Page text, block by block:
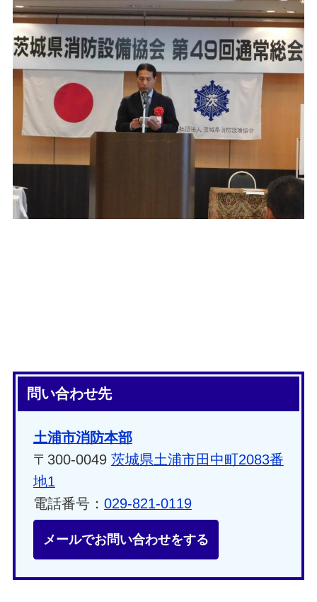
問い合わせ先
土浦市消防本部
〒300-0049 茨城県土浦市田中町2083番
地1
電話番号： 029-821-0119
メールでお問い合わせをする